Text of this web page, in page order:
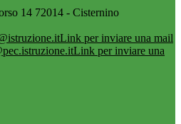
14 72014 - Cisternino
Link per inviare una mail
Link per inviare una